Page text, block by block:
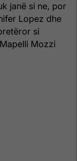
janë si ne, por
Lopez dhe
si
Mozzi